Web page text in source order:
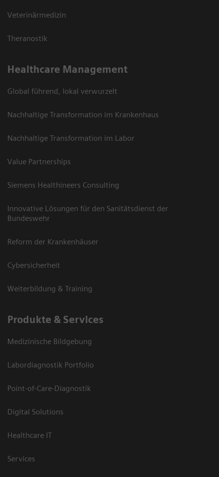
Veterinärmedizin
Theranostik
Healthcare Management
Global führend, lokal verwurzelt
Nachhaltige Transformation im Krankenhaus
Nachhaltige Transformation im Labor
Value Partnerships
Siemens Healthineers Consulting
Innovative Lösungen für den Sanitätsdienst der
Bundeswehr
Reform der Krankenhäuser
Cybersicherheit
Weiterbildung & Training
Produkte & Services
Medizinische Bildgebung
Labordiagnostik Portfolio
Point-of-Care-Diagnostik
Digital Solutions
Healthcare IT
Services